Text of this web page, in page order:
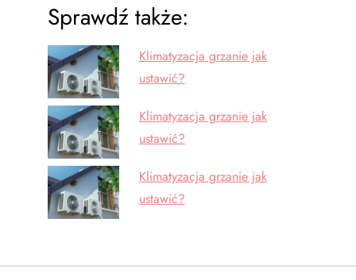
Sprawdź także:
Klimatyzacja grzanie jak
ustawić?
Klimatyzacja grzanie jak
ustawić?
Klimatyzacja grzanie jak
ustawić?